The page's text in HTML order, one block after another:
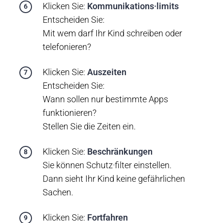
Klicken Sie: Kommunikations·limits
Entscheiden Sie:
Mit wem darf Ihr Kind schreiben oder
telefonieren?
Klicken Sie:Auszeiten
Entscheiden Sie:
Wann sollen nur bestimmte Apps
funktionieren?
Stellen Sie die Zeiten ein.
Klicken Sie: Beschränkungen
Sie können Schutz·filter einstellen.
Dann sieht Ihr Kind keine gefährlichen
Sachen.
Klicken Sie: Fortfahren